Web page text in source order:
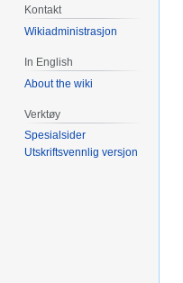
Kontakt
Wikiadministrasjon
In English
About the wiki
Verktøy
Spesialsider
Utskriftsvennlig versjon